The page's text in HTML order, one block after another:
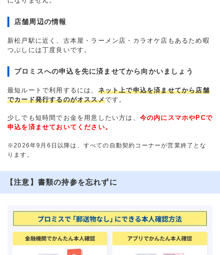
店舗周辺の情報
新松戸駅に近く、古本屋・ラーメン店・カラオケ店もあるため暇
つぶしには丁度良いです。
プロミスへの申込を先に済ませてから向かいましょう
最短ルートで利用するには、 ネット上で申込を済ませてから店舗
でカード発行するのがオススメです。
少しでも短時間でお金を用意したい方は、 今の内にスマホやPCで
申込を済ませておいてください。
※2026年9月6日以降は、すべての自動契約コーナーが営業終了とな
ります。
【注意】書類の持参を忘れずに